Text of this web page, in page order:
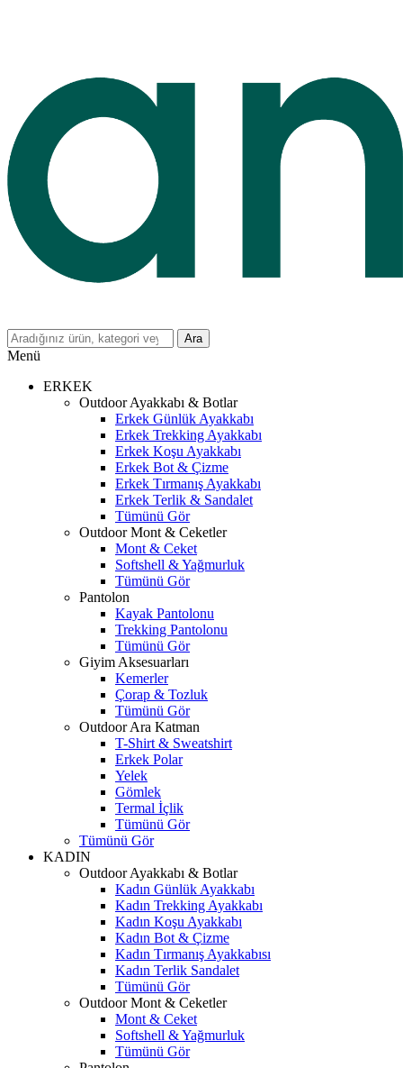
Ara
Menü
ERKEK
Outdoor Ayakkabı & Botlar
Erkek Günlük Ayakkabı
Erkek Trekking Ayakkabı
Erkek Koşu Ayakkabı
Erkek Bot & Çizme
Erkek Tırmanış Ayakkabı
Erkek Terlik & Sandalet
Tümünü Gör
Outdoor Mont & Ceketler
Mont & Ceket
Softshell & Yağmurluk
Tümünü Gör
Pantolon
Kayak Pantolonu
Trekking Pantolonu
Tümünü Gör
Giyim Aksesuarları
Kemerler
Çorap & Tozluk
Tümünü Gör
Outdoor Ara Katman
T-Shirt & Sweatshirt
Erkek Polar
Yelek
Gömlek
Termal İçlik
Tümünü Gör
Tümünü Gör
KADIN
Outdoor Ayakkabı & Botlar
Kadın Günlük Ayakkabı
Kadın Trekking Ayakkabı
Kadın Koşu Ayakkabı
Kadın Bot & Çizme
Kadın Tırmanış Ayakkabısı
Kadın Terlik Sandalet
Tümünü Gör
Outdoor Mont & Ceketler
Mont & Ceket
Softshell & Yağmurluk
Tümünü Gör